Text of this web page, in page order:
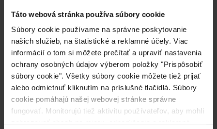
Táto webová stránka používa súbory cookie
Súbory cookie používame na správne poskytovanie
našich služieb, na štatistické a reklamné účely. Viac
informácií o tom si môžete prečítať a upraviť nastavenia
ochrany osobných údajov výberom položky "Prispôsobiť
súbory cookie". Všetky súbory cookie môžete tiež prijať
alebo odmietnuť kliknutím na príslušné tlačidlá. Súbory
cookie pomáhajú našej webovej stránke správne
fungovať. Monitorujú tiež aktivitu používateľov, aby mohli
Odoslanie do 1 pracovného dňa
Popis produktu
Detaily